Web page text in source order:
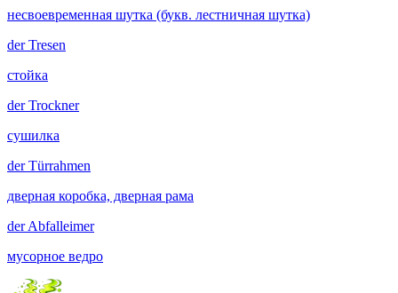
несвоевременная шутка (букв. лестничная шутка)
derTresen
стойка
derTrockner
сушилка
derTürrahmen
дверная коробка, дверная рама
derAbfalleimer
мусорное ведро